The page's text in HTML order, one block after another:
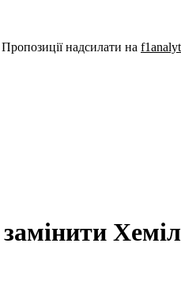
надсилати на